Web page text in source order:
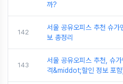
까?
142
서울 공유오피스 추천 슈가
보 총정리
143
서울 공유오피스 추천, 슈
격&middot;할인 정보 포